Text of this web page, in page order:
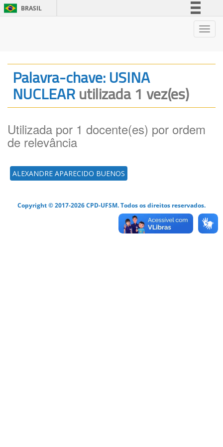
BRASIL
Legislação
Canais
Palavra-chave: USINA
NUCLEARutilizada 1 vez(es)
Utilizada por 1 docente(es) por ordem
de relevância
ALEXANDRE APARECIDO BUENOS
Copyright © 2017-2026 CPD-UFSM. Todos os direitos reservados.